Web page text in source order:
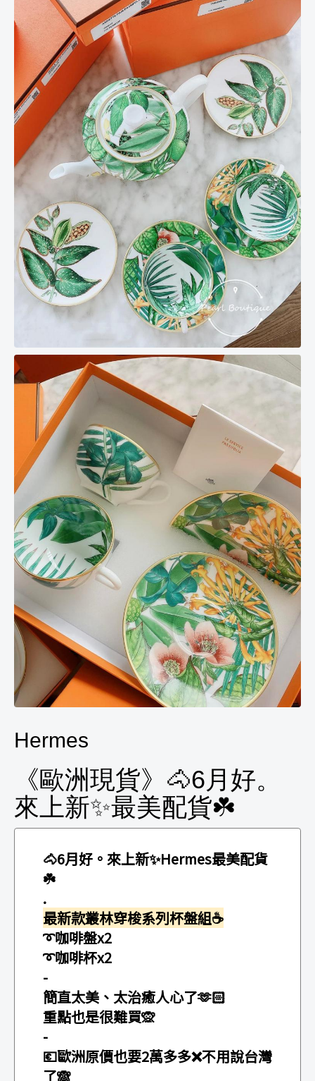
Hermes
《歐洲現貨》🐴6月好。
來上新✨最美配貨☘️
🐴6月好。來上新✨Hermes最美配貨
☘️
.
最新款叢林穿梭系列杯盤組☕️
➰咖啡盤x2
➰咖啡杯x2
-
簡直太美、太治癒人心了🫶🏻
重點也是很難買🙊
-
💶歐洲原價也要2萬多多❌不用說台灣
了🙈